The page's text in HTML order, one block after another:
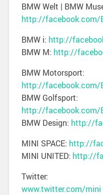
BMW Welt | BMW
http://facebook.com/
BMW i: http://
BMW M: http://
BMW Motorsport:
http://facebook.com/
BMW Golfsport:
http://facebook.com/
BMW Design: http://
MINI SPACE: http://
MINI UNITED: http://
Twitter:
www.twitter.com/mini